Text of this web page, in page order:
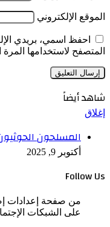
الموقع الإلكتروني
احفظ اسمي، بريدي
المتصفح لاستخدامها
شاهد أيضاً
إغلاق
المسلحون
أكتوبر 9, 2025
Follow Us
من صفحة إعدادات
على الشبكات